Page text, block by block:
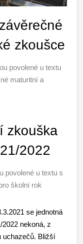
zkoušce
povolené u textu
maturitní a
zkouška
2022
povolené u textu s
školní rok
se jednotná
nekoná, z
uchazečů. Bližší